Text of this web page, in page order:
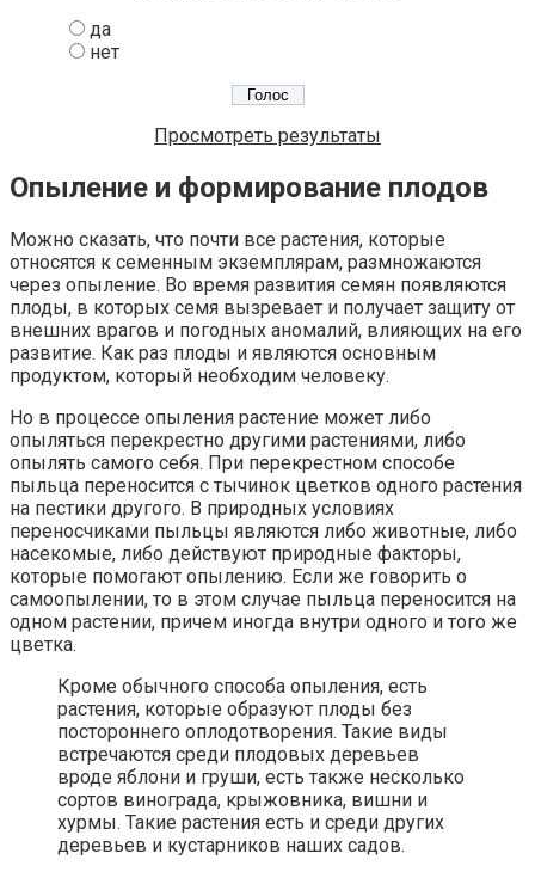
да
нет
Просмотреть результаты
Опыление и формирование плодов
Можно сказать, что почти все растения, которые
относятся к семенным экземплярам, размножаются
через опыление. Во время развития семян появляются
плоды, в которых семя вызревает и получает защиту от
внешних врагов и погодных аномалий, влияющих на его
развитие. Как раз плоды и являются основным
продуктом, который необходим человеку.
Но в процессе опыления растение может либо
опыляться перекрестно другими растениями, либо
опылять самого себя. При перекрестном способе
пыльца переносится с тычинок цветков одного растения
на пестики другого. В природных условиях
переносчиками пыльцы являются либо животные, либо
насекомые, либо действуют природные факторы,
которые помогают опылению. Если же говорить о
самоопылении, то в этом случае пыльца переносится на
одном растении, причем иногда внутри одного и того же
цветка.
Кроме обычного способа опыления, есть
растения, которые образуют плоды без
постороннего оплодотворения. Такие виды
встречаются среди плодовых деревьев
вроде яблони и груши, есть также несколько
сортов винограда, крыжовника, вишни и
хурмы. Такие растения есть и среди других
деревьев и кустарников наших садов.